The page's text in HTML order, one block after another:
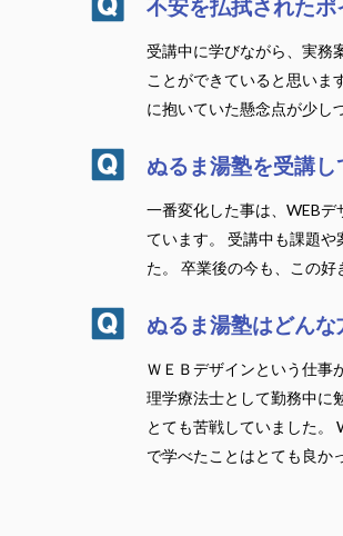
不安を払拭されたポ
受講中に学びながら、実務
ことができていると思いま
に抱いていた懸念点が少し
ぬるま湯塾を受講し
一番変化した事は、WEB
ています。 受講中も課題
た。 卒業後の今も、この好
ぬるま湯塾はどんな
ＷＥＢデザインという仕事
理学療法士として勤務中に
とても苦戦していました。
で学べたことはとても良か